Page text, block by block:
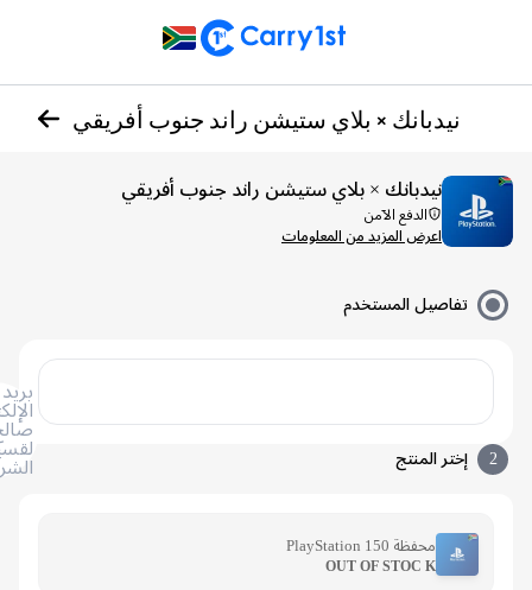
نيدبانك × بلاي ستيشن راند جنوب أفريقي
نيدبانك × بلاي ستيشن راند جنوب أفريقي
الدفع الآمن
اعرض المزيد من المعلومات
تفاصيل المستخدم
الإلكتروني
صالح
لقسيمة
إختر المنتج
محفظة PlayStation 150
OUT OF STOC K